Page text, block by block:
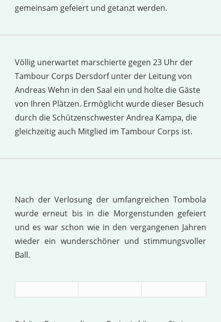
gemeinsam gefeiert und getanzt werden.
Völlig unerwartet marschierte gegen 23 Uhr der
Tambour Corps Dersdorf unter der Leitung von
Andreas Wehn in den Saal ein und holte die Gäste
von Ihren Plätzen. Ermöglicht wurde dieser Besuch
durch die Schützenschwester Andrea Kampa, die
gleichzeitig auch Mitglied im Tambour Corps ist.
Nach der Verlosung der umfangreichen Tombola
wurde erneut bis in die Morgenstunden gefeiert
und es war schon wie in den vergangenen Jahren
wieder ein wunderschöner und stimmungsvoller
Ball.